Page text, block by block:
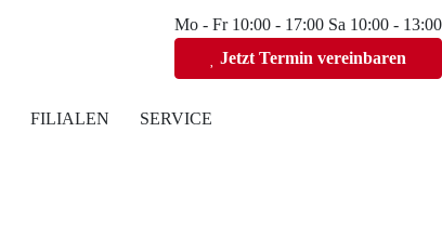
Mo - Fr 10:00 - 17:00 Sa 10:00 - 13:00
Jetzt Termin vereinbaren
FILIALEN SERVICE